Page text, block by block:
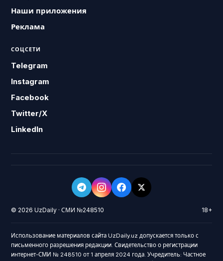
Наши приложения
Реклама
СОЦСЕТИ
Telegram
Instagram
Facebook
Twitter/X
LinkedIn
© 2026 UzDaily · СМИ №248510 18+
Использование материалов сайта UzDaily.uz допускается только с
письменного разрешения редакции. Свидетельство о регистрации
интернет-СМИ № 248510 от 1 апреля 2024 года. Учредитель: Частное